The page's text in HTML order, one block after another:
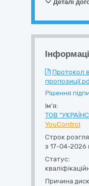
Деталі
Протокол
Рішення
Ім'я:
ТОВ
YouControl
Строк
з 17-04-
Статус:
Причина